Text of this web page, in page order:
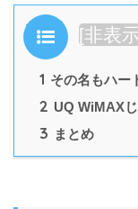
目次 [非表
1 その名もハー
2 UQ WiMAX
3 まとめ